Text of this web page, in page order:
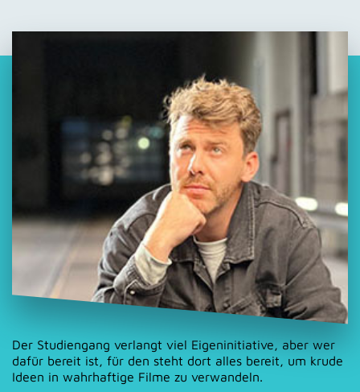
Der Studiengang verlangt viel Eigeninitiative, aber wer
dafür bereit ist, für den steht dort alles bereit, um krude
Ideen in wahrhaftige Filme zu verwandeln.